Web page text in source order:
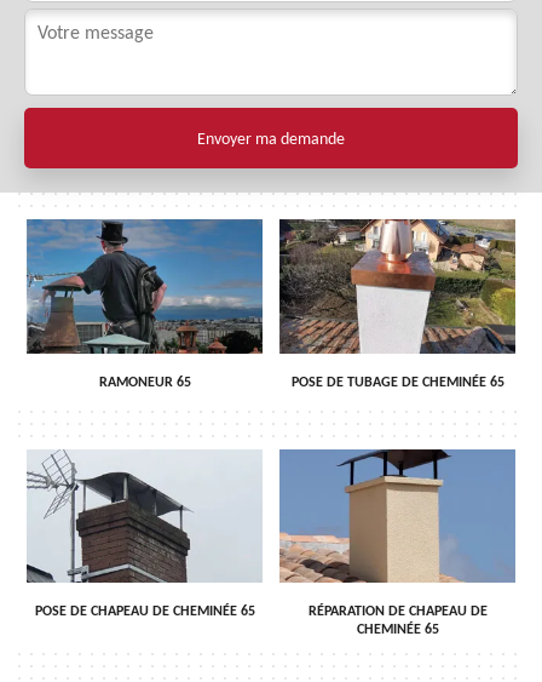
RAMONEUR 65 POSE DE TUBAGE DE CHEMINÉE 65
POSE DE CHAPEAU DE CHEMINÉE 65
RÉPARATION DE CHAPEAU DE
CHEMINÉE 65